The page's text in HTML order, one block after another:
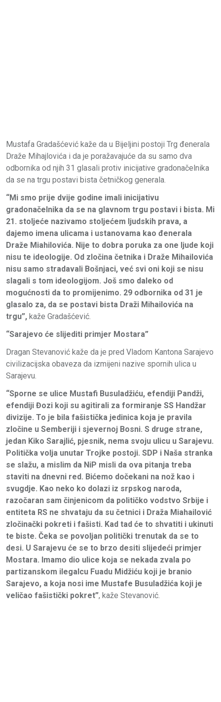
Mustafa Gradašćević kaže da u Bijeljini postoji Trg đenerala
Draže Mihajlovića i da je poražavajuće da su samo dva
odbornika od njih 31 glasali protiv inicijative gradonačelnika
da se na trgu postavi bista četničkog generala.
“Mi smo prije dvije godine imali inicijativu
gradonačelnika da se na glavnom trgu postavi i bista. Mi
21. stoljeće nazivamo stoljećem ljudskih prava, a
dajemo imena ulicama i ustanovama kao đenerala
Draže Miahilovića. Nije to dobra poruka za one ljude koji
nisu te ideologije. Od zločina četnika i Draže Mihailovića
nisu samo stradavali Bošnjaci, već svi oni koji se nisu
slagali s tom ideologijom. Još smo daleko od
mogućnosti da to promijenimo. 29 odbornika od 31 je
glasalo za, da se postavi bista Draži Mihailovića na
trgu”, kaže Gradašćević.
“Sarajevo će slijediti primjer Mostara”
Dragan Stevanović kaže da je pred Vladom Kantona Sarajevo
civilizacijska obaveza da izmijeni nazive spornih ulica u
Sarajevu.
“Sporne se ulice Mustafi Busuladžiću, efendiji Pandži,
efendiji Đozi koji su agitirali za formiranje SS Handžar
divizije. To je bila fašistička jedinica koja je pravila
zločine u Semberiji i sjevernoj Bosni. S druge strane,
jedan Kiko Sarajlić, pjesnik, nema svoju ulicu u Sarajevu.
Politička volja unutar Trojke postoji. SDP i Naša stranka
se slažu, a mislim da NiP misli da ova pitanja treba
staviti na dnevni red. Bićemo dočekani na nož kao i
svugdje. Kao neko ko dolazi iz srpskog naroda,
razočaran sam činjenicom da političko vodstvo Srbije i
entiteta RS ne shvataju da su četnici i Draža Miahailović
zločinački pokreti i fašisti. Kad tad će to shvatiti i ukinuti
te biste. Čeka se povoljan politički trenutak da se to
desi. U Sarajevu će se to brzo desiti slijedeći primjer
Mostara. Imamo dio ulice koja se nekada zvala po
partizanskom ilegalcu Fuadu Midžiću koji je branio
Sarajevo, a koja nosi ime Mustafe Busuladžića koji je
veličao fašistički pokret”, kaže Stevanović.